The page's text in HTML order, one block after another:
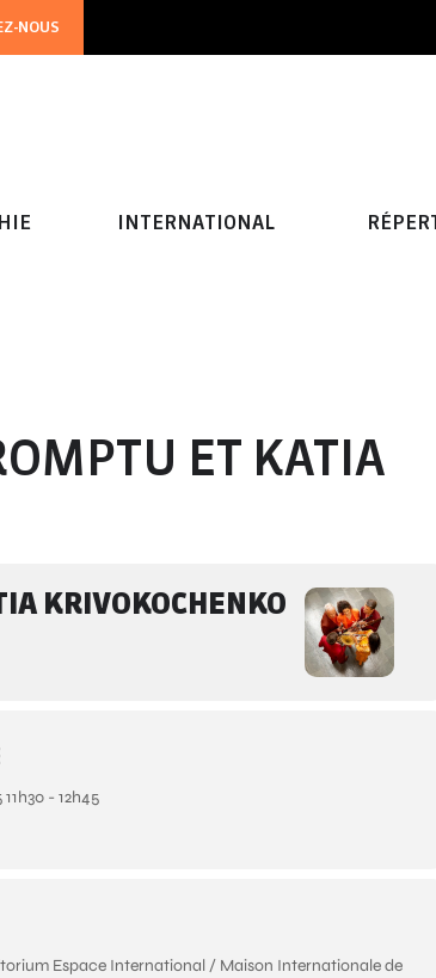
NOUS
INTERNATIONAL
ET KATIA
KRIVOKOCHENKO
- 12h45
Espace International / Maison Internationale de